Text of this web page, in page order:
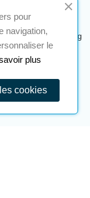
Eine Realisierung
des Unternehmens
zu überprüfen.
pour
navigation,
le
plus
cookies